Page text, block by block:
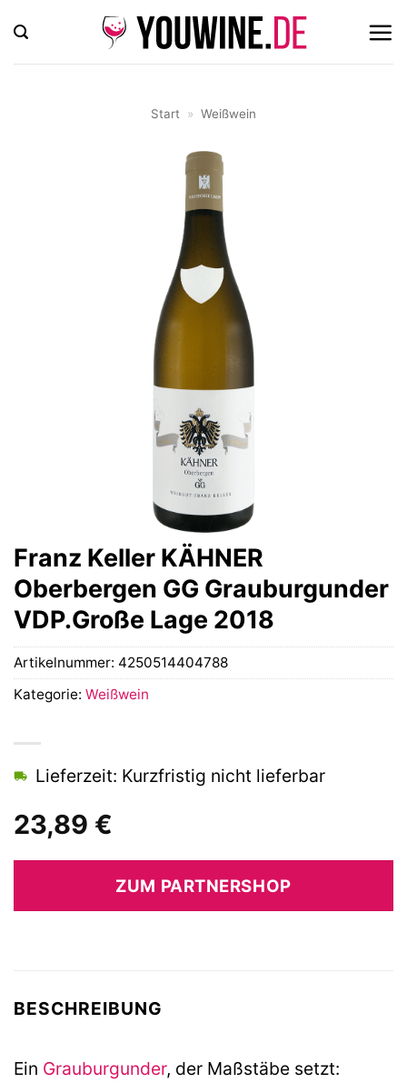
Inhalt
springen
Start » Weißwein
Franz Keller KÄHNER
Oberbergen GG Grauburgunder
VDP.Große Lage 2018
23,89 €
Lieferzeit: Kurzfristig nicht lieferbar
ZUM PARTNERSHOP
Artikelnummer: 4250514404788
Kategorie: Weißwein
BESCHREIBUNG
Ein Grauburgunder, der Maßstäbe setzt: